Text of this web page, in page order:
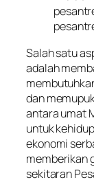
Salah satu
adalah
dan
antara umat
untuk
ekonomi
memberikan
sekitaran